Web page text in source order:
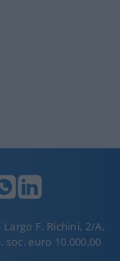
F. Richini, 2/A,
soc. euro 10.000,00